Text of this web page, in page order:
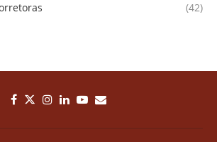
(42)